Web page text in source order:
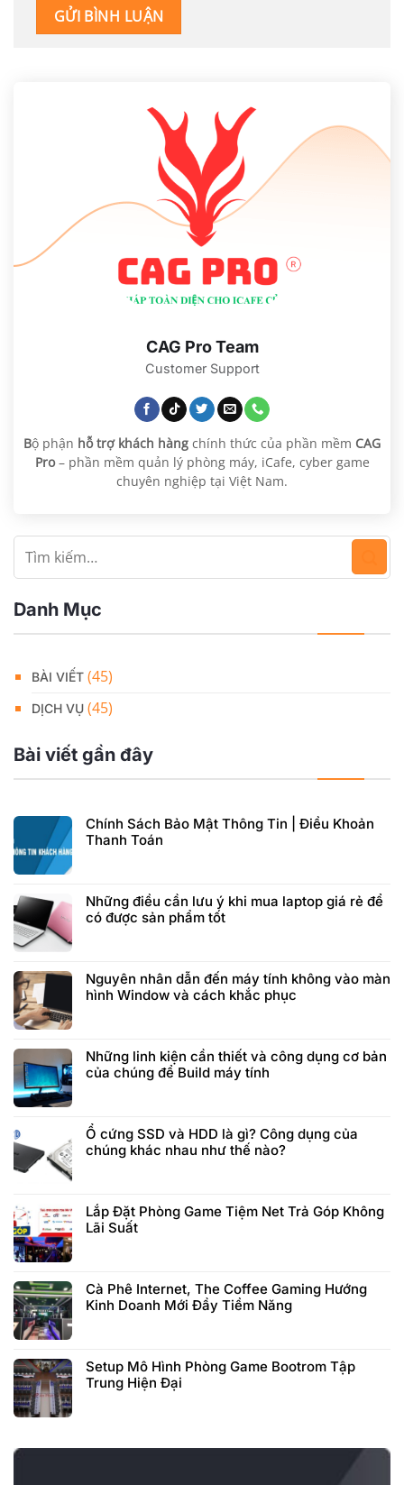
CAG Pro Team
Customer Support
Bộ phận hỗ trợ khách hàng chính thức của phần mềm CAG
Pro– phần mềm quản lý phòng máy, iCafe, cyber game
chuyên nghiệp tại Việt Nam.
Danh Mục
BÀI VIẾT (45)
DỊCH VỤ (45)
Bài viết gần đây
Chính Sách Bảo Mật Thông Tin | Điều Khoản
Thanh Toán
Những điều cần lưu ý khi mua laptop giá rẻ để
có được sản phẩm tốt
Nguyên nhân dẫn đến máy tính không vào màn
hình Window và cách khắc phục
Những linh kiện cần thiết và công dụng cơ bản
của chúng để Build máy tính
Ổ cứng SSD và HDD là gì? Công dụng của
chúng khác nhau như thế nào?
Lắp Đặt Phòng Game Tiệm Net Trả Góp Không
Lãi Suất
Cà Phê Internet, The Coffee Gaming Hướng
Kinh Doanh Mới Đầy Tiềm Năng
Setup Mô Hình Phòng Game Bootrom Tập
Trung Hiện Đại